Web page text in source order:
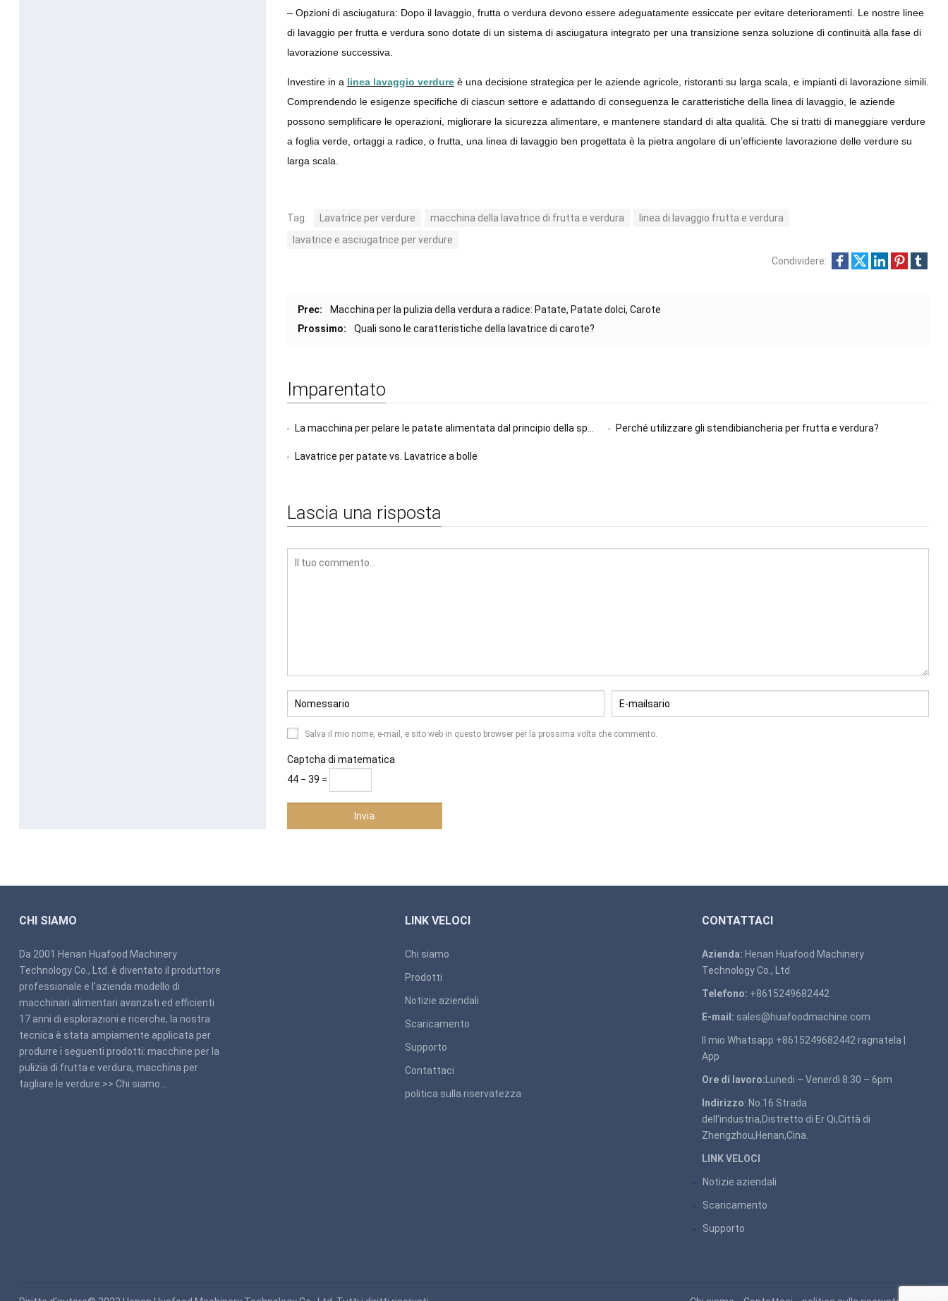
– Opzioni di asciugatura: Dopo il lavaggio, frutta o verdura devono essere adeguatamente essiccate per evitare deterioramenti. Le nostre linee
di lavaggio per frutta e verdura sono dotate di un sistema di asciugatura integrato per una transizione senza soluzione di continuità alla fase di
lavorazione successiva.
Investire in a linea lavaggio verdureè una decisione strategica per le aziende agricole, ristoranti su larga scala, e impianti di lavorazione simili.
Comprendendo le esigenze specifiche di ciascun settore e adattando di conseguenza le caratteristiche della linea di lavaggio, le aziende
possono semplificare le operazioni, migliorare la sicurezza alimentare, e mantenere standard di alta qualità. Che si tratti di maneggiare verdure
a foglia verde, ortaggi a radice, o frutta, una linea di lavaggio ben progettata è la pietra angolare di un’efficiente lavorazione delle verdure su
larga scala.
Tag: Lavatrice per verdure macchina della lavatrice di frutta e verdura
linea di lavaggio frutta e verdura
lavatrice e asciugatrice per verdure
Condividere:
Prec:
Macchina per la pulizia della verdura a radice: Patate, Patate dolci, Carote
Prossimo:
Quali sono le caratteristiche della lavatrice di carote?
Imparentato
La macchina per pelare le patate alimentata dal principio della spazzola Perché utilizzare gli stendibiancheria per frutta e verdura?
Lavatrice per patate vs. Lavatrice a bolle
Lascia una risposta
Salva il mio nome, e-mail, e sito web in questo browser per la prossima volta che commento.
Captcha di matematica
44 − 39 =
CHI SIAMO
Da 2001 Henan Huafood Machinery
Technology Co., Ltd. è diventato il produttore
professionale e l'azienda modello di
macchinari alimentari avanzati ed efficienti
17 anni di esplorazioni e ricerche, la nostra
tecnica è stata ampiamente applicata per
produrre i seguenti prodotti: macchine per la
pulizia di frutta e verdura, macchina per
tagliare le verdure.>> Chi siamo
LINK VELOCI
Chi siamo
Prodotti
Notizie aziendali
Scaricamento
Supporto
Contattaci
politica sulla riservatezza
CONTATTACI
Azienda: Henan Huafood Machinery
Technology Co., Ltd
Telefono: +8615249682442
E-mail: sales@huafoodmachine.com
Il mio Whatsapp +8615249682442 ragnatela
App
Ore di lavoro: Lunedi – Venerdì 8:30 – 6pm
Indirizzo: No.16 Strada
dell'industria,Distretto di Er Qi,Città di
Zhengzhou,Henan,Cina.
LINK VELOCI
Notizie aziendali
Scaricamento
Supporto